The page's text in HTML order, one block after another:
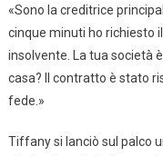
«Sono la creditrice
cinque minuti ho richiesto
insolvente. La tua società
casa? Il contratto è stato
fede.»
Tiffany si lanciò sul palco